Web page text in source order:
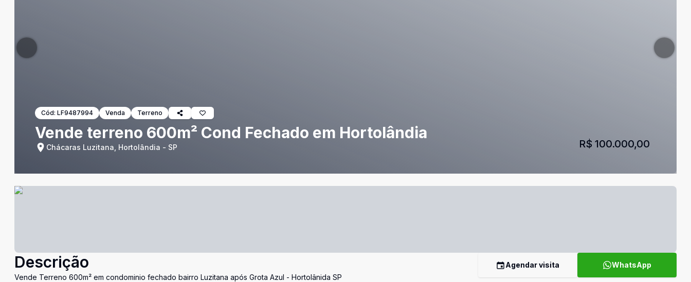
Cód: LF9487994 Venda Terreno
Vende terreno 600m² Cond Fechado em Hortolândia
Chácaras Luzitana, Hortolândia - SP R$ 100.000,00
Descrição
Vende Terreno 600m² em condominio fechado bairro Luzitana após Grota Azul - Hortolânida SP
Agendar visita WhatsApp